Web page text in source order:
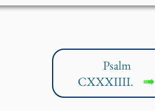
Psalm
CXXXIIII.
↦